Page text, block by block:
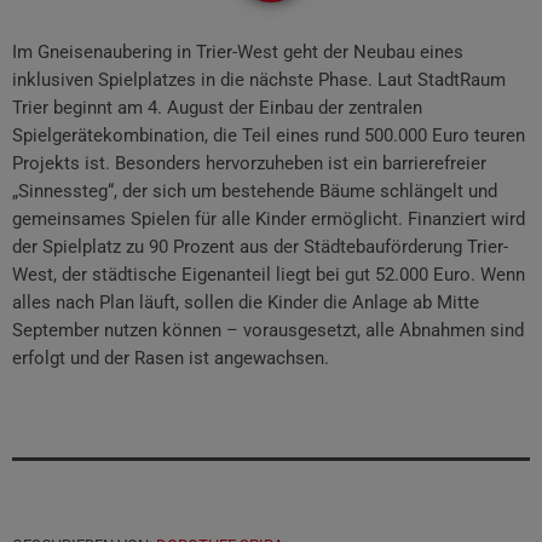
Im Gneisenaubering in Trier-West geht der Neubau eines
inklusiven Spielplatzes in die nächste Phase. Laut StadtRaum
Trier beginnt am 4. August der Einbau der zentralen
Spielgerätekombination, die Teil eines rund 500.000 Euro teuren
Projekts ist. Besonders hervorzuheben ist ein barrierefreier
„Sinnessteg“, der sich um bestehende Bäume schlängelt und
gemeinsames Spielen für alle Kinder ermöglicht. Finanziert wird
der Spielplatz zu 90 Prozent aus der Städtebauförderung Trier-
West, der städtische Eigenanteil liegt bei gut 52.000 Euro. Wenn
alles nach Plan läuft, sollen die Kinder die Anlage ab Mitte
September nutzen können – vorausgesetzt, alle Abnahmen sind
erfolgt und der Rasen ist angewachsen.